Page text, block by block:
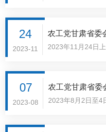
秘书长（兼）、农
24
2023-11
农工党甘肃省委
督调研
2023年11月24日
谈会。座谈会上，
07
2023-08
农工党甘肃省委
调研
2023年8月2日至4